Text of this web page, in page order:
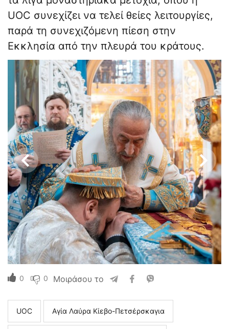
UOC συνεχίζει να τελεί θείες λειτουργίες,
παρά τη συνεχιζόμενη πίεση στην
Εκκλησία από την πλευρά του κράτους.
0 0 Μοιράσου το
UOC Αγία Λαύρα Κίεβο-Πετσέρσκαγια